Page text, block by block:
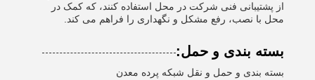
از پشتیبانی فنی شرکت در محل استفاده کنند، که کمک در
محل با نصب، رفع مشکل و نگهداری را فراهم می کند.
بسته بندی و حمل:
بسته بندی و حمل و نقل شبکه پرده معدن